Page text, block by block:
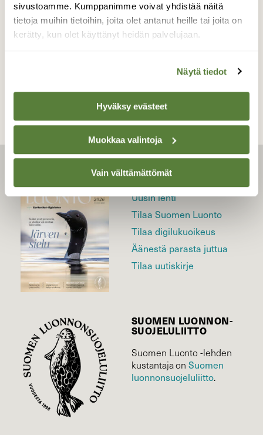
sivustoamme. Kumppanimme voivat yhdistää näitä
tietoja muihin tietoihin, joita olet antanut heille tai joita on
kerätty, kun olet käyttänyt heidän palvelujaan.
Näytä tiedot
Hyväksy evästeet
Muokkaa valintoja
Vain välttämättömät
Tilaajille | YMPÄRISTÖ
Virtaveden valtakunnassa
LEHTI
Uusin lehti
Tilaa Suomen Luonto
Tilaa digilukuoikeus
Äänestä parasta juttua
Tilaa uutiskirje
SUOMEN LUONNON­
SUOJELU­LIITTO
Suomen Luonto -lehden
kustantaja onSuomen
luonnonsuojelu­liitto.